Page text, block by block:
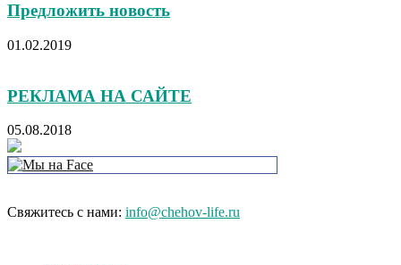
Предложить новость
01.02.2019
РЕКЛАМА НА САЙТЕ
05.08.2018
Свяжитесь с нами: info@chehov-life.ru